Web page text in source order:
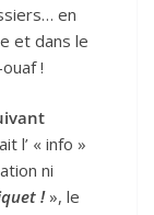
en
et dans le
!
l’ « info »
ni
!», le